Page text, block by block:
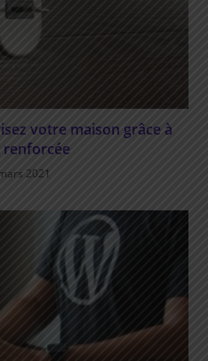
votre maison grâce à
renforcée
2021